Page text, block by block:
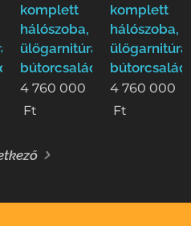
komplett
hálószoba,
ülőgarnitúra,étkező
bútorcsalád!
4 760 000
Ft
komplett
hálószoba,
bútorcsalád!
4 760 000
Ft